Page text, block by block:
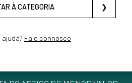
À CATEGORIA ❯
ajuda? Fale connosco